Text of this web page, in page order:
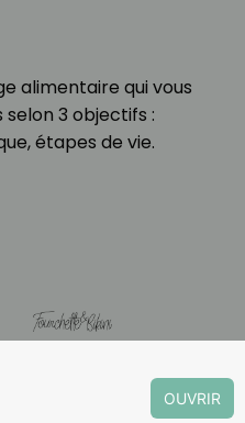
alimentaire qui vous
3 objectifs :
étapes de vie.
OUVRIR